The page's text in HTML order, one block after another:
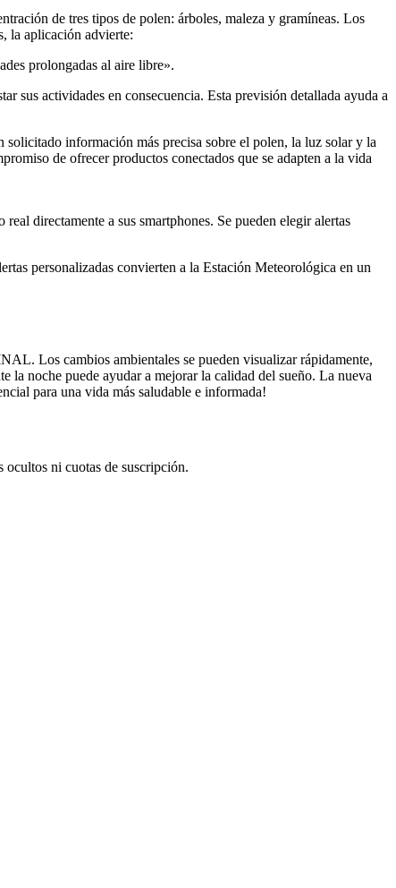
de tres tipos de polen: árboles, maleza y gramíneas. Los
la aplicación advierte:
prolongadas al aire libre».
sus actividades en consecuencia. Esta previsión detallada ayuda a
solicitado información más precisa sobre el polen, la luz solar y la
de ofrecer productos conectados que se adapten a la vida
directamente a sus smartphones. Se pueden elegir alertas
personalizadas convierten a la Estación Meteorológica en un
Los cambios ambientales se pueden visualizar rápidamente,
la noche puede ayudar a mejorar la calidad del sueño. La nueva
para una vida más saludable e informada!
ni cuotas de suscripción.